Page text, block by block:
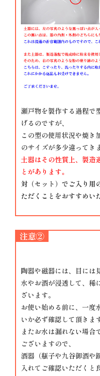
瀬戸物を製作する過程で
げるのですが、
この型の使用状況や焼き
のサイズが多少違ってき
土器はその性質上、製造
とがあります。
対（セット）でご入り用
ただくことをおすすめい
注意②
陶器や磁器には、目には
水やお酒が浸透して、稀
ざいます。
お使い始める前に、一度
いか必ず確認して頂きま
またお水は漏れない場合
ございますので、
酒器（瓶子や九谷御酒や
入れてご確認いただくと